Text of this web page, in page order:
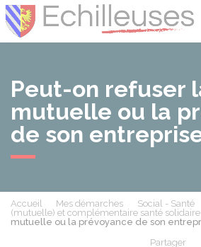
Peut-on refuser
mutuelle ou la
de son
Accueil Mes démarches Social - Santé
(mutuelle) et complémentaire santé solidaire
mutuelle ou la prévoyance de son
Partager